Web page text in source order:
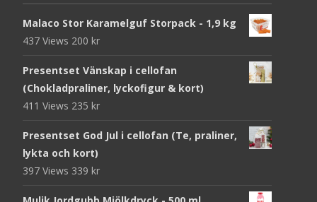
Malaco Stor Karamelguf Storpack - 1,9 kg
437 Views 200 kr
Presentset Vänskap i cellofan
(Chokladpraliner, lyckofigur & kort)
411 Views 235 kr
Presentset God Jul i cellofan (Te, praliner,
lykta och kort)
397 Views 339 kr